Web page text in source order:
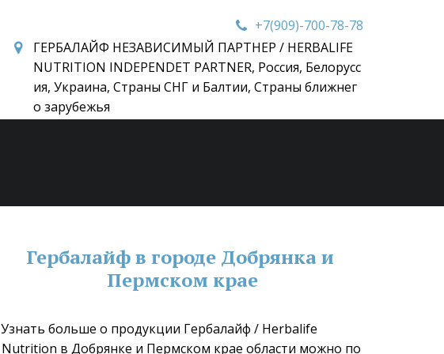
+7(909)-700-78-78
ГЕРБАЛАЙФ НЕЗАВИСИМЫЙ ПАРТНЕР / HERBALIFE
NUTRITION INDEPENDET PARTNER, Россия, Белорусс
ия, Украина, Страны СНГ и Балтии, Страны ближнег
о зарубежья
Гербалайф в городе Добрянка и
Пермском крае
Узнать больше о продукции Гербалайф / Herbalife
Nutrition в Добрянке и Пермском крае области можно по